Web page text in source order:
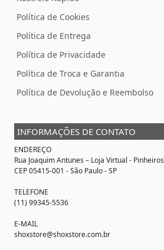
Política de Cookies
Política de Entrega
Política de Privacidade
Política de Troca e Garantia
Política de Devolução e Reembolso
INFORMAÇÕES DE CONTATO
ENDEREÇO
Rua Joaquim Antunes – Loja Virtual - Pinheiros
CEP 05415-001 - São Paulo - SP
TELEFONE
(11) 99345-5536
E-MAIL
shoxstore@shoxstore.com.br